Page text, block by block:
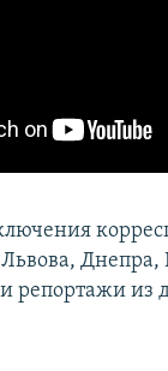
Днепра,
репортажи из